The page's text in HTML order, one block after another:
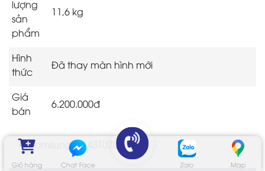
Giỏ hàng Chat Face Zalo Map
lượng
sản
phẩm
11,6 kg
Hình
thức
Đã thay màn hình mới
Giá
bán
6.200.000đ
Samsung UA43TU7000K